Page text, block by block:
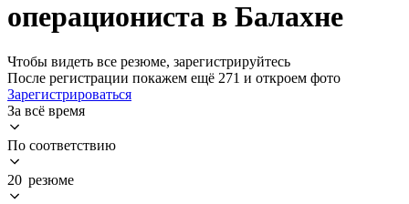
операциониста в Балахне
Чтобы видеть все резюме, зарегистрируйтесь
После регистрации покажем ещё 271 и откроем фото
Зарегистрироваться
За всё время
По соответствию
20 резюме